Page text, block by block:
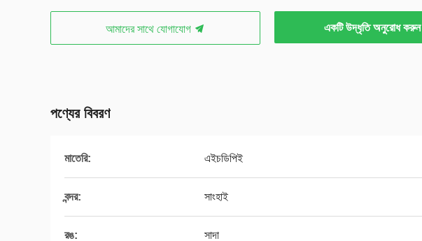
আমাদের সাথে যোগাযোগ একটি উদ্ধৃতি অনুরোধ করুন
পণ্যের বিবরণ
মাতেরি: এইচডিপিই
বন্দর: সাংহাই
রঙ: সাদা